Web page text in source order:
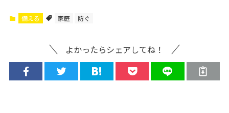
備える 家庭 防ぐ
よかったらシェアしてね！